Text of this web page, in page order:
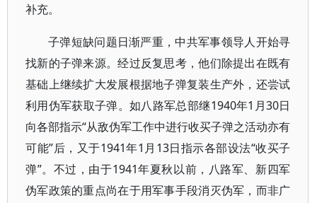
补充。
子弹短缺问题日渐严重，中共军事领导人开始寻
找新的子弹来源。经过反复思考，他们除提出在既有
基础上继续扩大发展根据地子弹复装生产外，还尝试
利用伪军获取子弹。如八路军总部继1940年1月30日
向各部指示“从敌伪军工作中进行收买子弹之活动亦有
可能”后，又于1941年1月13日指示各部设法“收买子
弹”。不过，由于1941年夏秋以前，八路军、新四军
伪军政策的重点尚在于用军事手段消灭伪军，而非广